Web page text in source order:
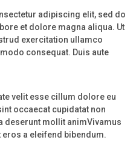
adipiscing elit, sed do
et dolore magna aliqua. Ut
exercitation ullamco
consequat. Duis aute
velit esse cillum dolore eu
occaecat cupidatat non
deserunt mollit animVivamus
a eleifend bibendum.